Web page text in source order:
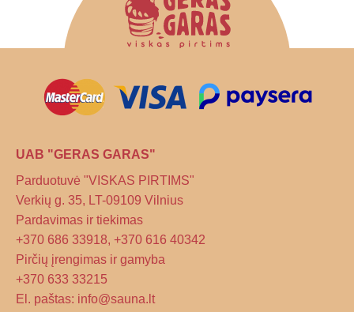
options
the
product
page
UAB "GERAS GARAS"
Parduotuvė "VISKAS PIRTIMS"
Verkių g. 35, LT-09109 Vilnius
Pardavimas ir tiekimas
+370 686 33918, +370 616 40342
Pirčių įrengimas ir gamyba
+370 633 33215
El. paštas: info@sauna.lt